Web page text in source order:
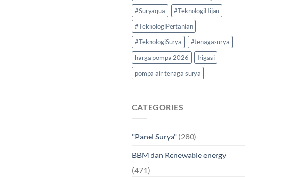
#Suryaqua
#TeknologiHijau
#TeknologiPertanian
#TeknologiSurya
#tenagasurya
harga pompa 2026
Irigasi
pompa air tenaga surya
CATEGORIES
"Panel Surya"(280)
BBM dan Renewable energy
(471)